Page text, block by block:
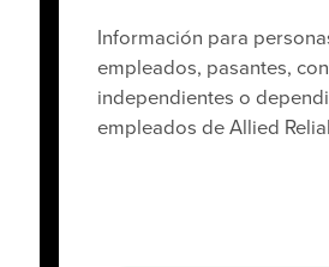
Información para
empleados, pasantes,
independientes o
empleados de Allied